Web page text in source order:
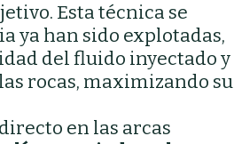
Esta técnica se
ya han sido explotadas,
del fluido inyectado y
rocas, maximizando su
en las arcas